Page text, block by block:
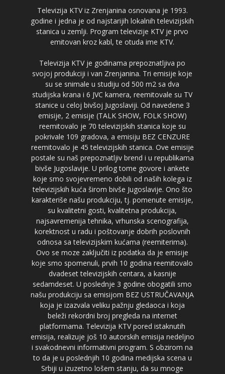
Televizija KTV iz Zrenjanina osnovana je 1993.
godine i jedna je od najstarijih lokalnih televizijskih
stanica u zemlji. Program televizije KTV je prvo
emitovan kroz kabl, te otuda ime KTV.
Televizija KTV je godinama prepoznatljiva po
svojoj produkciji i van Zrenjanina. Tri emisije koje
su se snimale u studiju od 500 m2 sa dva
studijska krana i 6 JVC kamera, reemitovale su TV
stanice u celoj bivšoj Jugoslaviji. Od navedene 3
emisije, 2 emisije (TALK SHOW, FOLK SHOW)
reemitovalo je 70 televizijskih stanica koje su
pokrivale 109 gradova, a emisiju BEZ CENZURE
reemitovalo je 45 televizijskih stanica. Ove emisije
postale su naš prepoznatljiv brend i u republikama
bivše Jugoslavije. U prilog tome govore i ankete
koje smo svojevremeno dobili od naših kolega iz
televizijskih kuća širom bivše Jugoslavije. Ono što
karakteriše našu produkciju, tj. pomenute emisije,
su kvalitetni gosti, kvalitetna produkcija,
najsavremenija tehnika, vrhunska scenografija,
korektnost u radu i poštovanje dobrih poslovnih
odnosa sa televizijskim kućama (reemiterima).
Ovo se moze zaključiti iz podatka da je emisije
koje smo spomenuli, prvih 10 godina reemitovalo
dvadeset televizijskih centara, a kasnije
sedamdeset. U poslednje 3 godine obogatili smo
našu produkciju sa emisijom BEZ USTRUČAVANJA
koja je izazvala veliku pažnju gledaoca i koja
beleži rekordni broj pregleda na internet
platformama. Televizija KTV pored istaknutih
emisija, realizuje još 10 autorskih emisija nedeljno
i svakodnevni informativni program. S obzirom na
to da je u poslednjih 10 godina medijska scena u
Srbiji u izuzetno lošem stanju, da su mnoge